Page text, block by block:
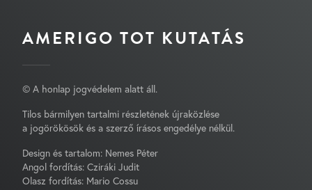
AMERIGO TOT KUTATÁS
© A honlap jogvédelem alatt áll.
Tilos bármilyen tartalmi részletének újraközlése
a jogörökösök és a szerző írásos engedélye nélkül.
Design és tartalom: Nemes Péter
Angol fordítás: Cziráki Judit
Olasz fordítás: Mario Cossu